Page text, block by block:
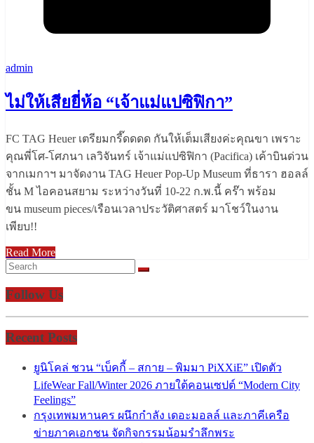
admin
ไม่ให้เสียยี่ห้อ “เจ้าแม่แปซิฟิกา”
FC TAG Heuer เตรียมกรี๊ดดดด กันให้เต็มเสียงค่ะคุณขา เพราะ
คุณพี่โศ-โศภนา เลวิจันทร์ เจ้าแม่แปซิฟิกา (Pacifica) เค้าบินด่วน
จากเมกาฯ มาจัดงาน TAG Heuer Pop-Up Museum ที่ธารา ฮอลล์
ชั้น M ไอคอนสยาม ระหว่างวันที่ 10-22 ก.พ.นี้ คร๊า พร้อม
ขน museum pieces/เรือนเวลาประวัติศาสตร์ มาโชว์ในงาน
เพียบ!!
Read More
Follow Us
Recent Posts
ยูนิโคล่ ชวน “เบ็คกี้ – สกาย – พิมมา PiXXiE” เปิดตัว
LifeWear Fall/Winter 2026 ภายใต้คอนเซปต์ “Modern City
Feelings”
กรุงเทพมหานคร ผนึกกำลัง เดอะมอลล์ และภาคีเครือ
ข่ายภาคเอกชน จัดกิจกรรมน้อมรำลึกพระ